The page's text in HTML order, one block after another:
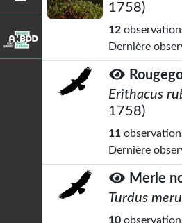
1758)
12
Dernière
Erithacus
1758)
11
Dernière
Merle
Turdus
10